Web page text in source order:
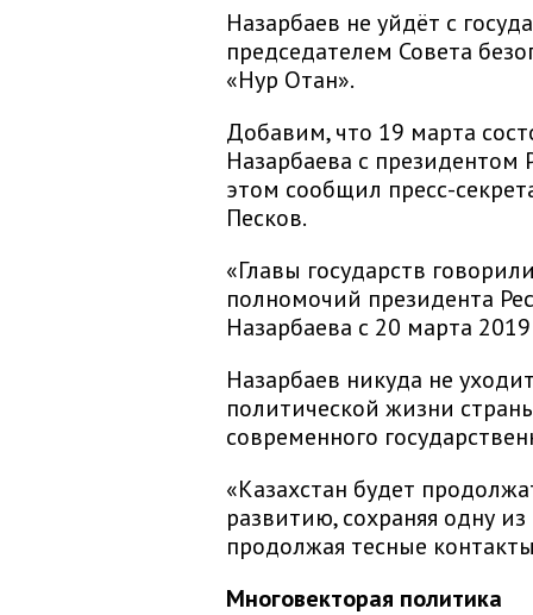
Назарбаев не уйдёт с
председателем Совета
«Нур Отан».
Добавим, что 19 марта
Назарбаева с
этом сообщил пресс-
Песков.
«Главы государств
полномочий президента
Назарбаева с 20 марта
Назарбаев никуда не
политической жизни
современного
«Казахстан будет
развитию, сохраняя одну
продолжая тесные
Многовекторая политика